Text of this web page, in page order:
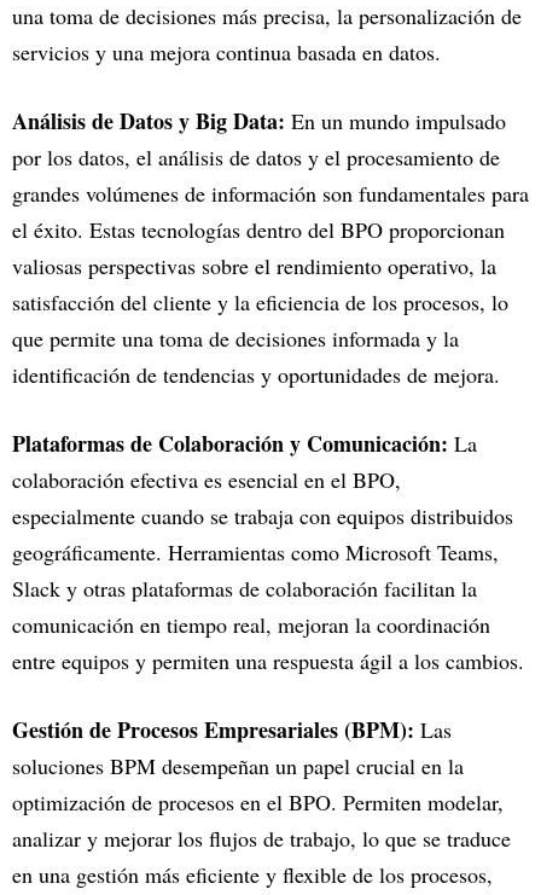
una toma de decisiones más precisa, la personalización de
servicios y una mejora continua basada en datos.
Análisis de Datos y Big Data: En un mundo impulsado
por los datos, el análisis de datos y el procesamiento de
grandes volúmenes de información son fundamentales para
el éxito. Estas tecnologías dentro del BPO proporcionan
valiosas perspectivas sobre el rendimiento operativo, la
satisfacción del cliente y la eficiencia de los procesos, lo
que permite una toma de decisiones informada y la
identificación de tendencias y oportunidades de mejora.
Plataformas de Colaboración y Comunicación: La
colaboración efectiva es esencial en el BPO,
especialmente cuando se trabaja con equipos distribuidos
geográficamente. Herramientas como Microsoft Teams,
Slack y otras plataformas de colaboración facilitan la
comunicación en tiempo real, mejoran la coordinación
entre equipos y permiten una respuesta ágil a los cambios.
Gestión de Procesos Empresariales (BPM): Las
soluciones BPM desempeñan un papel crucial en la
optimización de procesos en el BPO. Permiten modelar,
analizar y mejorar los flujos de trabajo, lo que se traduce
en una gestión más eficiente y flexible de los procesos,